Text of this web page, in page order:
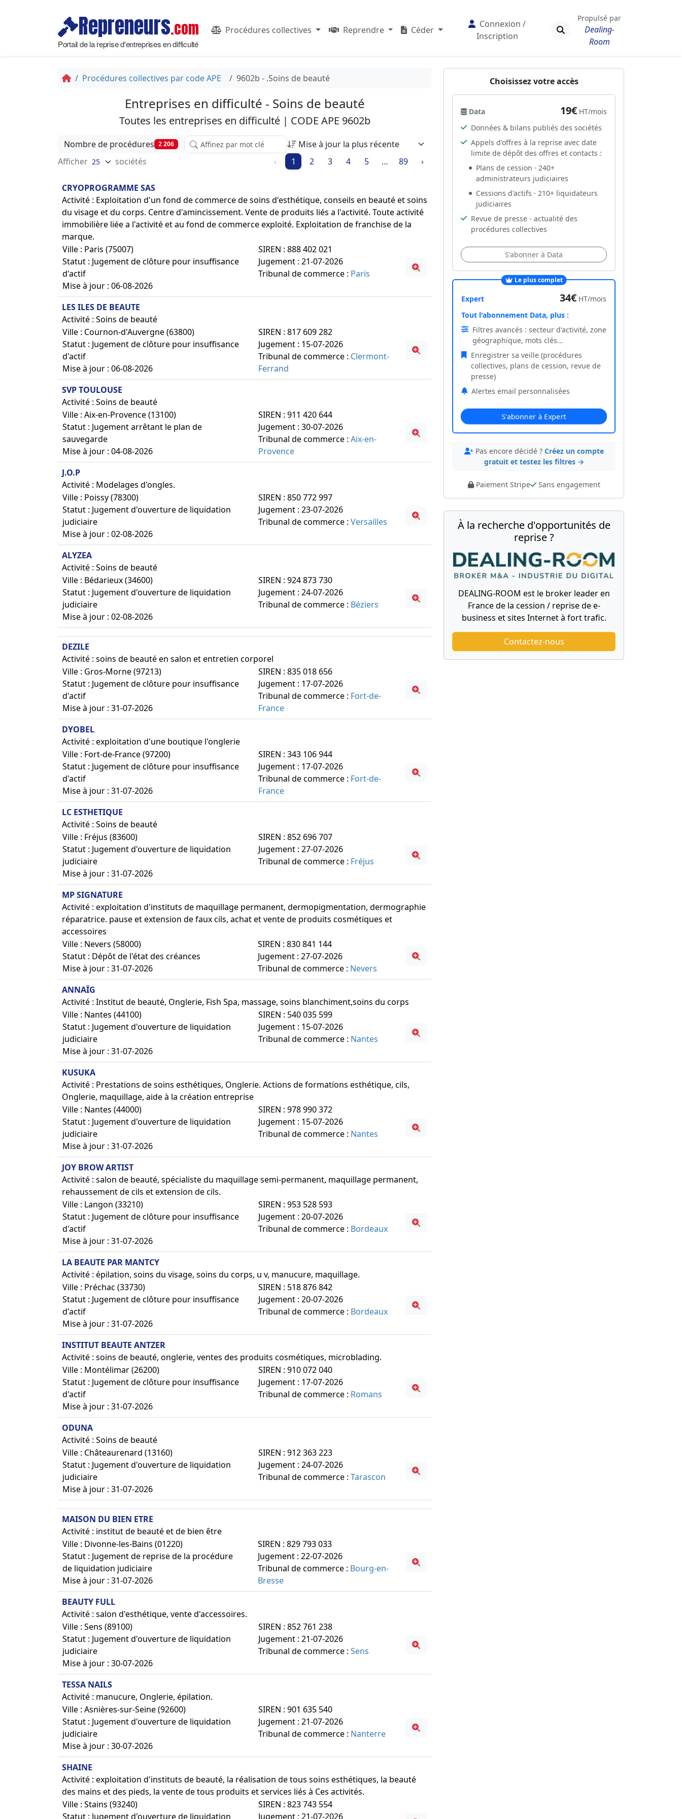
Repreneurs.com
Portail de la reprise d'entreprises en difficulté
Procédures collectives Reprendre Céder
Connexion /
Inscription
Propulsé par
Dealing-
Room
Procédures collectives par code APE 9602b - .Soins de beauté
Entreprises en difficulté - Soins de beauté
Toutes les entreprises en difficulté | CODE APE 9602b
Nombre de procédures 2 206
Affinez votre recherche parmi les résultats :
Afficher
sociétés ‹ 1 2 3 4 5 … 89 ›
CRYOPROGRAMME SAS
Activité : Exploitation d'un fond de commerce de soins d'esthétique, conseils en beauté et soins
du visage et du corps. Centre d'amincissement. Vente de produits liés a l'activité. Toute activité
immobilière liée a l'activité et au fond de commerce exploité. Exploitation de franchise de la
marque.
Ville : Paris (75007)
Statut : Jugement de clôture pour insuffisance
d'actif
Mise à jour : 06-08-2026
SIREN : 888 402 021
Jugement : 21-07-2026
Tribunal de commerce : Paris
LES ILES DE BEAUTE
Activité : Soins de beauté
Ville : Cournon-d'Auvergne (63800)
Statut : Jugement de clôture pour insuffisance
d'actif
Mise à jour : 06-08-2026
SIREN : 817 609 282
Jugement : 15-07-2026
Tribunal de commerce : Clermont-
Ferrand
SVP TOULOUSE
Activité : Soins de beauté
Ville : Aix-en-Provence (13100)
Statut : Jugement arrêtant le plan de
sauvegarde
Mise à jour : 04-08-2026
SIREN : 911 420 644
Jugement : 30-07-2026
Tribunal de commerce : Aix-en-
Provence
J.O.P
Activité : Modelages d'ongles.
Ville : Poissy (78300)
Statut : Jugement d'ouverture de liquidation
judiciaire
Mise à jour : 02-08-2026
SIREN : 850 772 997
Jugement : 23-07-2026
Tribunal de commerce : Versailles
ALYZEA
Activité : Soins de beauté
Ville : Bédarieux (34600)
Statut : Jugement d'ouverture de liquidation
judiciaire
Mise à jour : 02-08-2026
SIREN : 924 873 730
Jugement : 24-07-2026
Tribunal de commerce : Béziers
DEZILE
Activité : soins de beauté en salon et entretien corporel
Ville : Gros-Morne (97213)
Statut : Jugement de clôture pour insuffisance
d'actif
Mise à jour : 31-07-2026
SIREN : 835 018 656
Jugement : 17-07-2026
Tribunal de commerce : Fort-de-
France
DYOBEL
Activité : exploitation d'une boutique l'onglerie
Ville : Fort-de-France (97200)
Statut : Jugement de clôture pour insuffisance
d'actif
Mise à jour : 31-07-2026
SIREN : 343 106 944
Jugement : 17-07-2026
Tribunal de commerce : Fort-de-
France
LC ESTHETIQUE
Activité : Soins de beauté
Ville : Fréjus (83600)
Statut : Jugement d'ouverture de liquidation
judiciaire
Mise à jour : 31-07-2026
SIREN : 852 696 707
Jugement : 27-07-2026
Tribunal de commerce : Fréjus
MP SIGNATURE
Activité : exploitation d'instituts de maquillage permanent, dermopigmentation, dermographie
réparatrice. pause et extension de faux cils, achat et vente de produits cosmétiques et
accessoires
Ville : Nevers (58000)
Statut : Dépôt de l'état des créances
Mise à jour : 31-07-2026
SIREN : 830 841 144
Jugement : 27-07-2026
Tribunal de commerce : Nevers
ANNAÏG
Activité : Institut de beauté, Onglerie, Fish Spa, massage, soins blanchiment,soins du corps
Ville : Nantes (44100)
Statut : Jugement d'ouverture de liquidation
judiciaire
Mise à jour : 31-07-2026
SIREN : 540 035 599
Jugement : 15-07-2026
Tribunal de commerce : Nantes
KUSUKA
Activité : Prestations de soins esthétiques, Onglerie. Actions de formations esthétique, cils,
Onglerie, maquillage, aide à la création entreprise
Ville : Nantes (44000)
Statut : Jugement d'ouverture de liquidation
judiciaire
Mise à jour : 31-07-2026
SIREN : 978 990 372
Jugement : 15-07-2026
Tribunal de commerce : Nantes
JOY BROW ARTIST
Activité : salon de beauté, spécialiste du maquillage semi-permanent, maquillage permanent,
rehaussement de cils et extension de cils.
Ville : Langon (33210)
Statut : Jugement de clôture pour insuffisance
d'actif
Mise à jour : 31-07-2026
SIREN : 953 528 593
Jugement : 20-07-2026
Tribunal de commerce : Bordeaux
LA BEAUTE PAR MANTCY
Activité : épilation, soins du visage, soins du corps, u v, manucure, maquillage.
Ville : Préchac (33730)
Statut : Jugement de clôture pour insuffisance
d'actif
Mise à jour : 31-07-2026
SIREN : 518 876 842
Jugement : 20-07-2026
Tribunal de commerce : Bordeaux
INSTITUT BEAUTE ANTZER
Activité : soins de beauté, onglerie, ventes des produits cosmétiques, microblading.
Ville : Montélimar (26200)
Statut : Jugement de clôture pour insuffisance
d'actif
Mise à jour : 31-07-2026
SIREN : 910 072 040
Jugement : 17-07-2026
Tribunal de commerce : Romans
ODUNA
Activité : Soins de beauté
Ville : Châteaurenard (13160)
Statut : Jugement d'ouverture de liquidation
judiciaire
Mise à jour : 31-07-2026
SIREN : 912 363 223
Jugement : 24-07-2026
Tribunal de commerce : Tarascon
MAISON DU BIEN ETRE
Activité : institut de beauté et de bien être
Ville : Divonne-les-Bains (01220)
Statut : Jugement de reprise de la procédure
de liquidation judiciaire
Mise à jour : 31-07-2026
SIREN : 829 793 033
Jugement : 22-07-2026
Tribunal de commerce : Bourg-en-
Bresse
BEAUTY FULL
Activité : salon d'esthétique, vente d'accessoires.
Ville : Sens (89100)
Statut : Jugement d'ouverture de liquidation
judiciaire
Mise à jour : 30-07-2026
SIREN : 852 761 238
Jugement : 21-07-2026
Tribunal de commerce : Sens
TESSA NAILS
Activité : manucure, Onglerie, épilation.
Ville : Asnières-sur-Seine (92600)
Statut : Jugement d'ouverture de liquidation
judiciaire
Mise à jour : 30-07-2026
SIREN : 901 635 540
Jugement : 21-07-2026
Tribunal de commerce : Nanterre
SHAINE
Activité : exploitation d'instituts de beauté, la réalisation de tous soins esthétiques, la beauté
des mains et des pieds, la vente de tous produits et services liés à Ces activités.
Ville : Stains (93240)
Statut : Jugement d'ouverture de liquidation
SIREN : 823 743 554
Jugement : 21-07-2026
Choisissez votre accès
Data 19€ HT/mois
Données & bilans publiés des sociétés
Appels d'offres à la reprise avec date
limite de dépôt des offres et contacts :
Plans de cession · 240+
administrateurs judiciaires
Cessions d'actifs · 210+ liquidateurs
judiciaires
Revue de presse - actualité des
procédures collectives
S'abonner à Data
Le plus complet
Expert 34€ HT/mois
Tout l'abonnement Data, plus :
Filtres avancés : secteur d'activité, zone
géographique, mots clés...
Enregistrer sa veille (procédures
collectives, plans de cession, revue de
presse)
Alertes email personnalisées
S'abonner à Expert
Pas encore décidé ? Créez un compte
gratuit et testez les filtres →
Paiement Stripe Sans engagement
À la recherche d'opportunités de
reprise ?
DEALING-ROOM est le broker leader en
France de la cession / reprise de e-
business et sites Internet à fort trafic.
Contactez-nous